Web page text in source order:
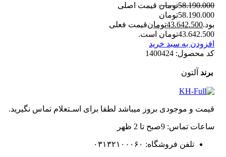
58.190.000تومان قیمت اصلی
58.190.000تومان
بود.43.642.500تومانقیمت فعلی
43.642.500تومان است.
افزودن به سبد خرید
کد محصول: 1400424
برند آلتون
قیمت و موجودی بروز میباشد لطفا برای اسـتعلام تماس نگیرید.
ساعات تماس: 9صبح تا 2 ظهر
تلفن فروشگاه: ۰۳۱۳۲۱۰۰۰۶۰